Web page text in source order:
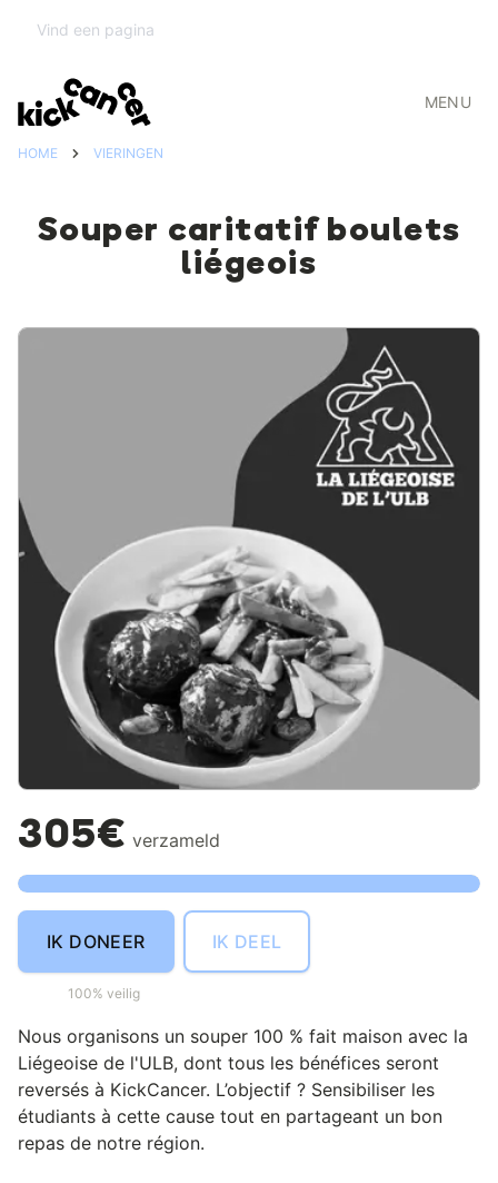
MENU
HOME VIERINGEN
Souper caritatif boulets
liégeois
305€ verzameld
IK DONEER
100% veilig
IK DEEL
Nous organisons un souper 100 % fait maison avec la
Liégeoise de l'ULB, dont tous les bénéfices seront
reversés à KickCancer. L’objectif ? Sensibiliser les
étudiants à cette cause tout en partageant un bon
repas de notre région.